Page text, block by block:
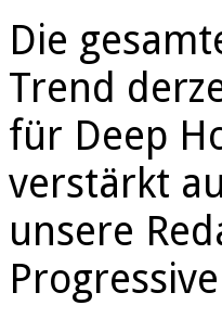
Die
Trend
für Deep
verstärkt
unsere